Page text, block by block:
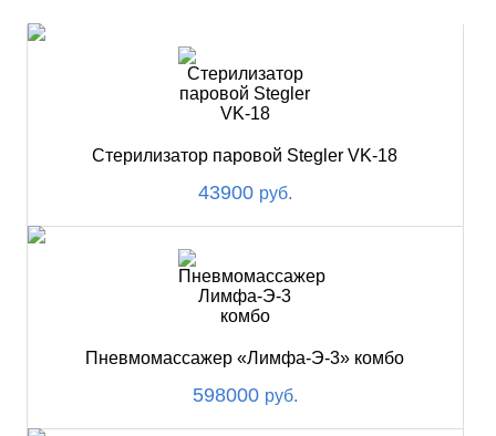
Стерилизатор паровой Stegler VK-18
43900 руб.
Пневмомассажер «Лимфа-Э-3» комбо
598000 руб.